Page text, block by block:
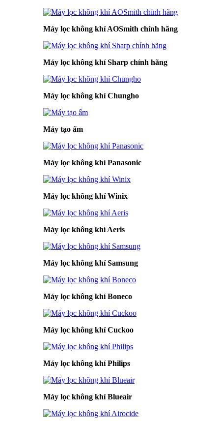
Máy lọc không khí AOSmith chính hãng
Máy lọc không khí Sharp chính hãng
Máy lọc không khí Chungho
Máy tạo ẩm
Máy lọc không khí Panasonic
Máy lọc không khí Winix
Máy lọc không khí Aeris
Máy lọc không khí Samsung
Máy lọc không khí Boneco
Máy lọc không khí Cuckoo
Máy lọc không khí Philips
Máy lọc không khí Blueair